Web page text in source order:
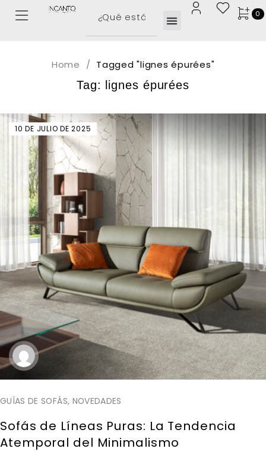
0
Tag: lignes épurées
Home / Tagged "lignes épurées"
10 DE JULIO DE 2025
GUÍAS DE SOFÁS, NOVEDADES
Sofás de Líneas Puras: La Tendencia
Atemporal del Minimalismo